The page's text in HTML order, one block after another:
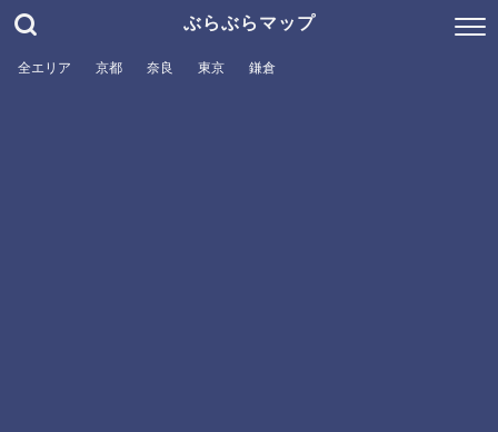
ぶらぶらマップ
全エリア 京都 奈良 東京 鎌倉